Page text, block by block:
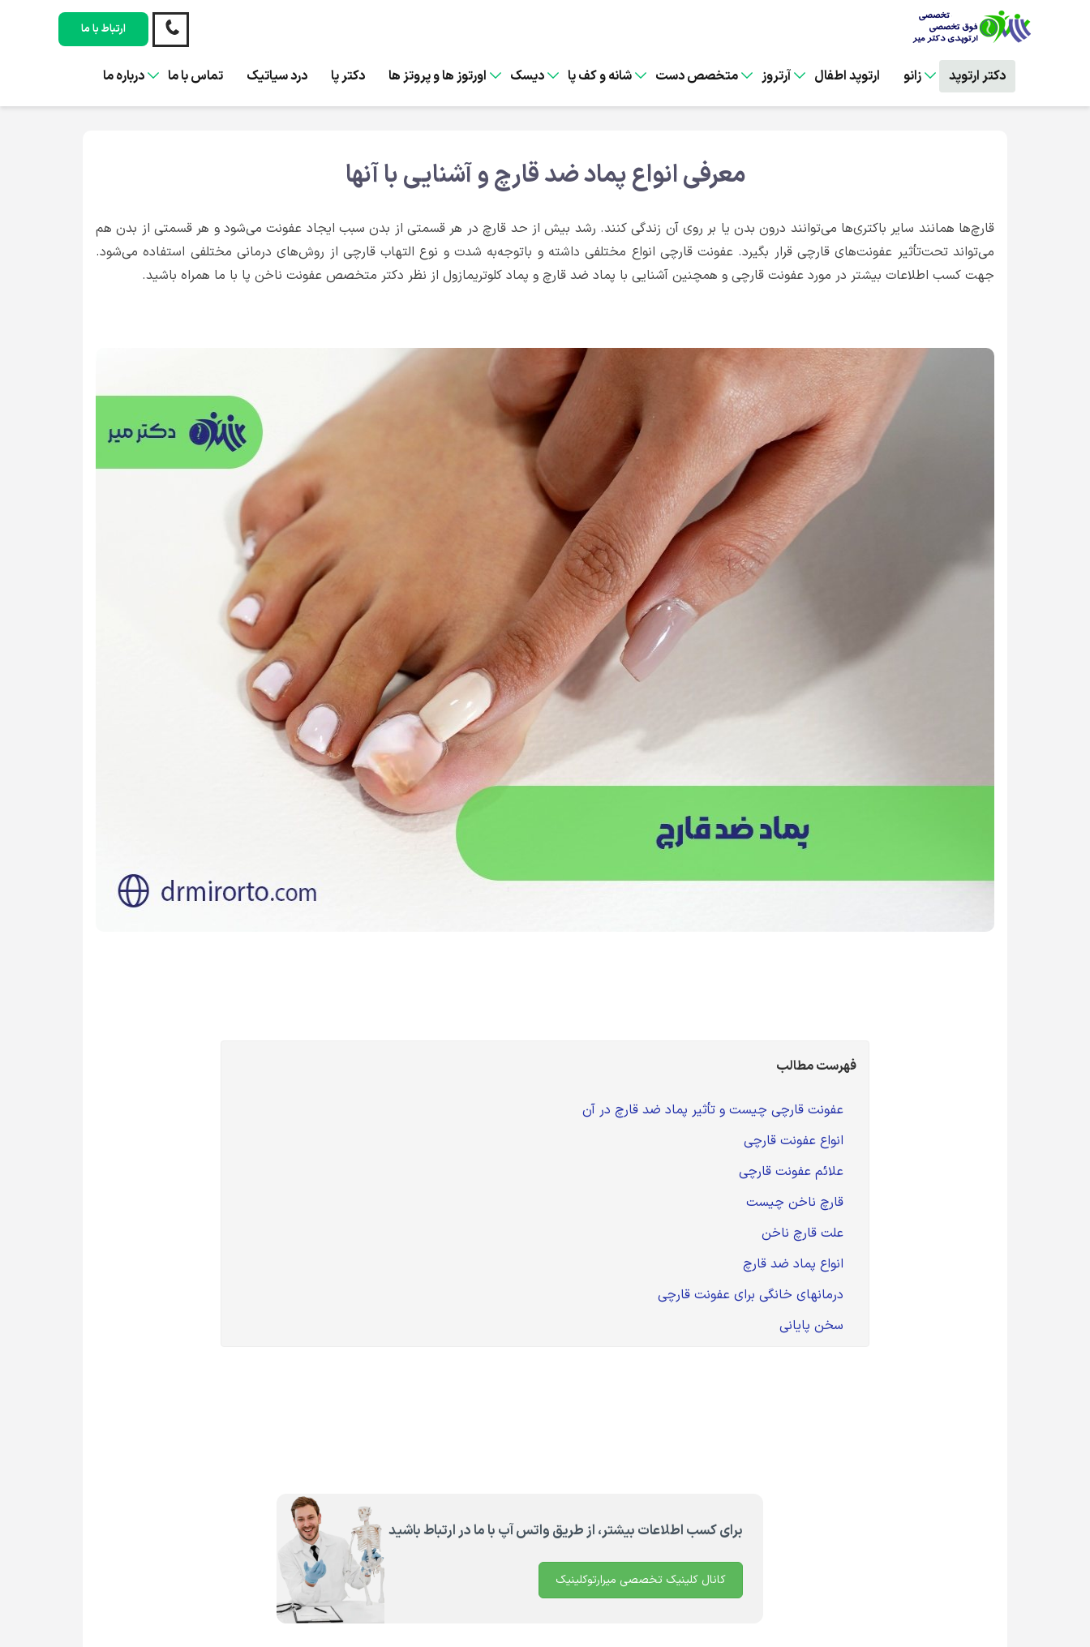
ارتباط با ما
دکتر ارتوپد زانو ارتوپد اطفال آرتروز متخصص دست شانه و کف پا دیسک اورتوز ها و پروتز ها دکتر پا درد سیاتیک تماس با ما درباره ما
معرفی انواع پماد ضد قارچ و آشنایی با آنها
قارچ‌ها همانند سایر باکتری‌ها می‌توانند درون بدن یا بر روی آن زندگی کنند. رشد بیش از حد قارچ در هر قسمتی از بدن سبب ایجاد عفونت می‌شود و هر قسمتی از بدن هم
می‌تواند تحت‌تأثیر عفونت‌های قارچی قرار بگیرد. عفونت قارچی انواع مختلفی داشته و باتوجه‌به شدت و نوع التهاب قارچی از روش‌های درمانی مختلفی استفاده می‌شود.
جهت کسب اطلاعات بیشتر در مورد عفونت قارچی و همچنین آشنایی با پماد ضد قارچ و پماد کلوتریمازول از نظر دکتر متخصص عفونت ناخن پا با ما همراه باشید.
فهرست مطالب
برای کسب اطلاعات بیشتر، از طریق واتس آپ با ما در ارتباط باشید
کانال کلینیک تخصصی میرارتوکلینیک